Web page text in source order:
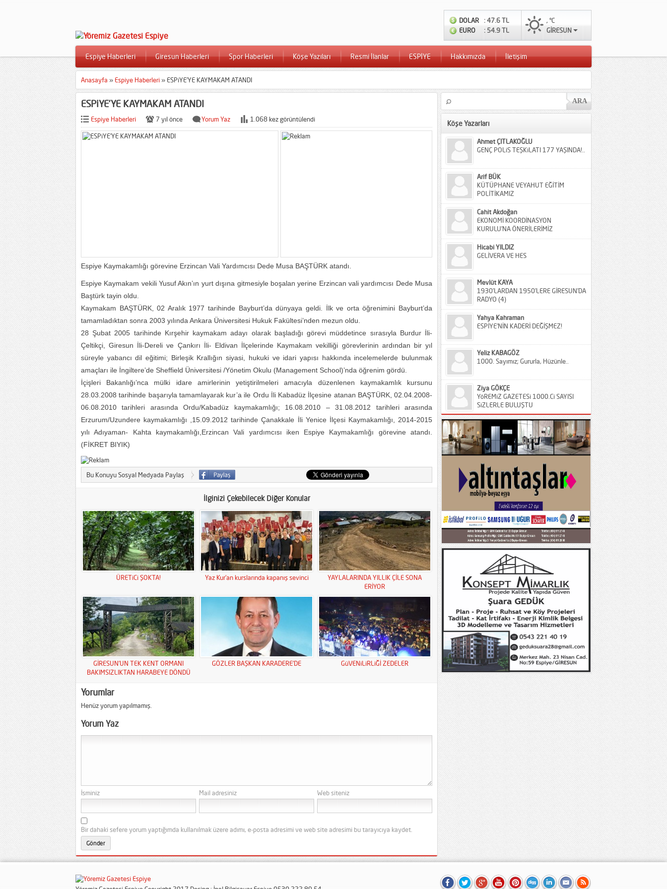
DOLAR
: 47.6 TL
EURO
: 54.9 TL
, °C
GİRESUN
Espiye Haberleri Giresun Haberleri Spor Haberleri Köşe Yazıları Resmi İlanlar ESPİYE Hakkımızda İletişim
Anasayfa » Espiye Haberleri » ESPiYE’YE KAYMAKAM ATANDI
ESPiYE’YE KAYMAKAM ATANDI
Espiye Haberleri 7 yıl önce Yorum Yaz 1.068 kez görüntülendi
Espiye Kaymakamlığı görevine Erzincan Vali Yardımcısı Dede Musa BAŞTÜRK atandı.
Espiye Kaymakam vekili Yusuf Akın’ın yurt dışına gitmesiyle boşalan yerine Erzincan vali yardımcısı Dede Musa
Baştürk tayin oldu.
Kaymakam BAŞTÜRK, 02 Aralık 1977 tarihinde Bayburt’da dünyaya geldi. İlk ve orta öğrenimini Bayburt’da
tamamladıktan sonra 2003 yılında Ankara Üniversitesi Hukuk Fakültesi’nden mezun oldu.
28 Şubat 2005 tarihinde Kırşehir kaymakam adayı olarak başladığı görevi müddetince sırasıyla Burdur İli-
Çeltikçi, Giresun İli-Dereli ve Çankırı İli- Eldivan İlçelerinde Kaymakam vekilliği görevlerinin ardından bir yıl
süreyle yabancı dil eğitimi; Birleşik Krallığın siyasi, hukuki ve idari yapısı hakkında incelemelerde bulunmak
amaçları ile İngiltere’de Sheffield Üniversitesi /Yönetim Okulu (Management School)’nda öğrenim gördü.
İçişleri Bakanlığı’nca mülki idare amirlerinin yetiştirilmeleri amacıyla düzenlenen kaymakamlık kursunu
28.03.2008 tarihinde başarıyla tamamlayarak kur’a ile Ordu İli Kabadüz İlçesine atanan BAŞTÜRK, 02.04.2008-
06.08.2010 tarihleri arasında Ordu/Kabadüz kaymakamlığı; 16.08.2010 – 31.08.2012 tarihleri arasında
Erzurum/Uzundere kaymakamlığı ,15.09.2012 tarihinde Çanakkale İli Yenice İlçesi Kaymakamlığı, 2014-2015
yılı Adıyaman- Kahta kaymakamlığı,Erzincan Vali yardımcısı iken Espiye Kaymakamlığı görevine atandı.
(FİKRET BIYIK)
Bu Konuyu Sosyal Medyada Paylaş
İlginizi Çekebilecek Diğer Konular
ÜRETiCi ŞOKTA! Yaz Kur’an kurslarında kapanış sevinci
YAYLALARINDA YILLIK ÇİLE SONA
ERİYOR
GİRESUN’UN TEK KENT ORMANI
BAKIMSIZLIKTAN HARABEYE DÖNDÜ
GÖZLER BAŞKAN KARADERE’DE GüVENiLiRLiĞİ ZEDELER
Yorumlar
Henüz yorum yapılmamış.
Yorum Yaz
İsminiz Mail adresiniz Web siteniz
Bir dahaki sefere yorum yaptığımda kullanılmak üzere adımı, e-posta adresimi ve web site adresimi bu tarayıcıya kaydet.
Köşe Yazarları
Ahmet ÇITLAKOĞLU
GENÇ POLiS TEŞKiLATI 177 YAŞINDA!..
Arif BÜK
KÜTÜPHANE VEYAHUT EĞİTİM
POLİTİKAMIZ
Cahit Akdoğan
EKONOMİ KOORDİNASYON
KURULU’NA ÖNERİLERİMİZ
Hicabi YILDIZ
GELİVERA VE HES
Mevlüt KAYA
1930’LARDAN 1950’LERE GİRESUN’DA
RADYO (4)
Yahya Kahraman
ESPİYE’NİN KADERİ DEĞİŞMEZ!
Yeliz KABAGÖZ
1000. Sayımız; Gururla, Hüzünle..
Ziya GÖKÇE
YöREMiZ GAZETESi 1000.Ci SAYISI
SiZLERLE BULUŞTU